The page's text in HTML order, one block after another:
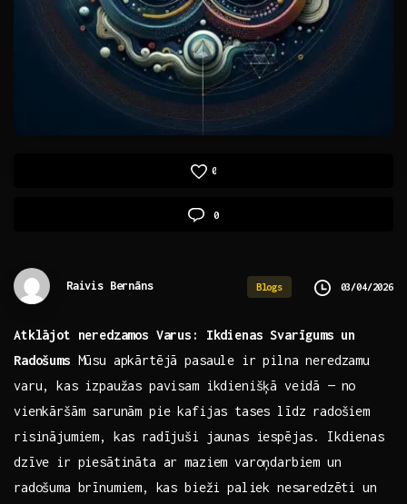
0
0
Raivis Bernāns Blogs 03/04/2026
Atklājot neredzamos Varus:‌ Ikdienas Svarīgums⁣ un
Radošums Mūsu apkārtējā pasaule ‍ir pilna neredzamu​
varu, kas​ izpaužas pavisam ikdienišķā veidā — no
vienkāršām sarunām pie kafijas tases līdz radošiem
risinājumiem, kas radījuši jaunas iespējas. Ikdienas
dzīve ir piesātināta ar maziem varoņdarbiem un
radošuma brīnumiem,⁢ kas bieži paliek nesaredzēti un